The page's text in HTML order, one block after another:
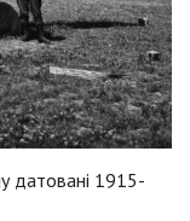
датовані 1915-